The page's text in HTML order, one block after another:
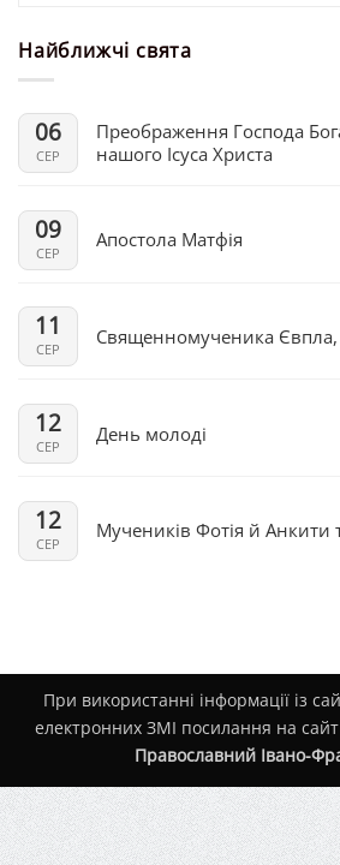
Найближчі свята
06
СЕР
Преображення Господа
нашого Ісуса Христа
09
СЕР
Апостола Матфія
11
СЕР
Священномученика Євпла,
12
СЕР
День молоді
12
СЕР
Мучеників Фотія й Анкити
При використанні інформації із
електронних ЗМІ посилання на
Православний Івано-